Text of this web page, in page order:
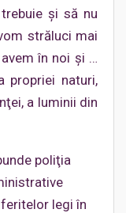
şi să nu
străluci mai
în noi şi …
propriei naturi,
a luminii din
poliţia
legi în